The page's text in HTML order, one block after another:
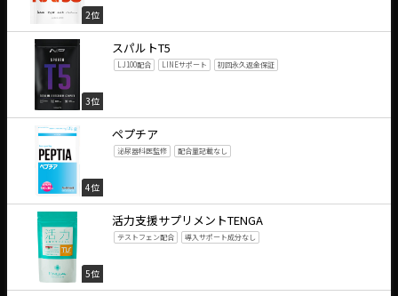
2位
3位
スパルトT5
LJ100配合 LINEサポート 初回永久返金保証
4位
ペプチア
泌尿器科医監修 配合量記載なし
5位
活力支援サプリメントTENGA
テストフェン配合 導入サポート成分なし